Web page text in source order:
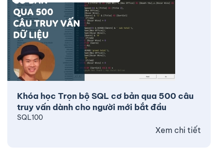
Khóa học Trọn bộ SQL cơ bản qua 500 câu
truy vấn dành cho người mới bắt đầu
SQL100
Xem chi tiết